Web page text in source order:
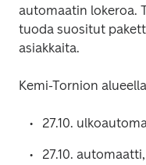
automaatin lokeroa.
tuoda suositut
asiakkaita.
Kemi-Tornion
27.10.
27.10.